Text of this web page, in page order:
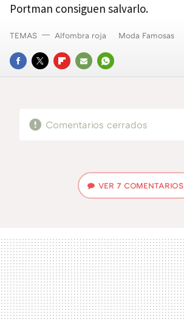
Portman consiguen salvarlo.
FACEBOOK
TWITTERFLIPBOARD
E-
WHATSAPP
TEMAS Alfombra roja Moda Famosas
Comentarios cerrados
VER 7 COMENTARIOS